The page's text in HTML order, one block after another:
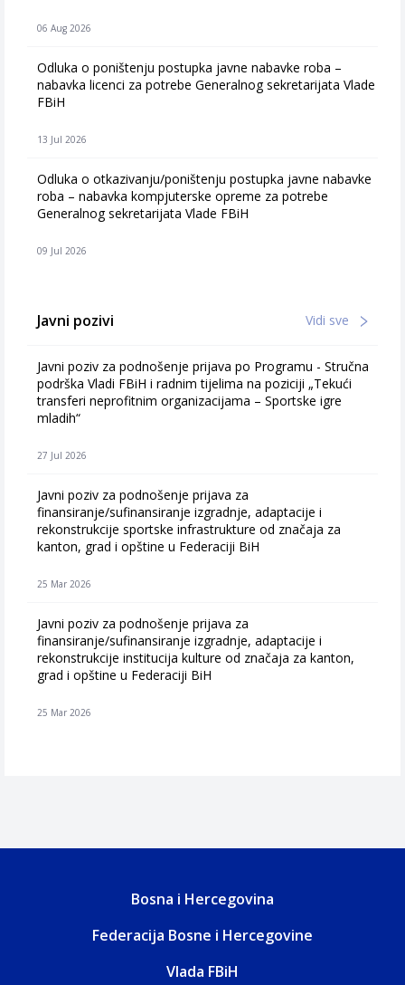
06 Aug 2026
Odluka o poništenju postupka javne nabavke roba –
nabavka licenci za potrebe Generalnog sekretarijata Vlade
FBiH
13 Jul 2026
Odluka o otkazivanju/poništenju postupka javne nabavke
roba – nabavka kompjuterske opreme za potrebe
Generalnog sekretarijata Vlade FBiH
09 Jul 2026
Javni pozivi Vidi sve
Javni poziv za podnošenje prijava po Programu - Stručna
podrška Vladi FBiH i radnim tijelima na poziciji „Tekući
transferi neprofitnim organizacijama – Sportske igre
mladih“
27 Jul 2026
Javni poziv za podnošenje prijava za
finansiranje/sufinansiranje izgradnje, adaptacije i
rekonstrukcije sportske infrastrukture od značaja za
kanton, grad i opštine u Federaciji BiH
25 Mar 2026
Javni poziv za podnošenje prijava za
finansiranje/sufinansiranje izgradnje, adaptacije i
rekonstrukcije institucija kulture od značaja za kanton,
grad i opštine u Federaciji BiH
25 Mar 2026
Bosna i Hercegovina
Federacija Bosne i Hercegovine
Vlada FBiH